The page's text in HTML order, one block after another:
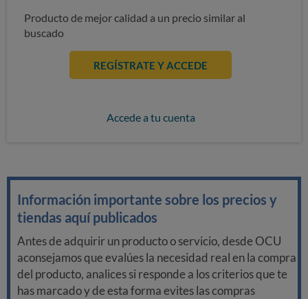
Producto de mejor calidad a un precio similar al
buscado
REGÍSTRATE Y ACCEDE
Accede a tu cuenta
Información importante sobre los precios y
tiendas aquí publicados
Antes de adquirir un producto o servicio, desde OCU
aconsejamos que evalúes la necesidad real en la compra
del producto, analices si responde a los criterios que te
has marcado y de esta forma evites las compras